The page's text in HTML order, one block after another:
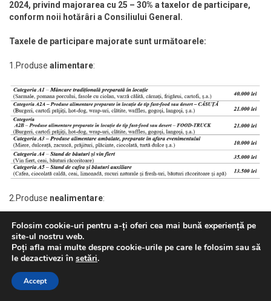
2024, privind majorarea cu 25 – 30% a taxelor de participare,
conform noii hotărâri a Consiliului General.
Taxele de participare majorate sunt următoarele:
1.Produse alimentare:
2.Produse nealimentare:
Folosim cookie-uri pentru a-ți oferi cea mai bună experiență pe
site-ul nostru web.
Poți afla mai multe despre cookie-urile pe care le folosim sau să
le dezactivezi în setări.
Accept